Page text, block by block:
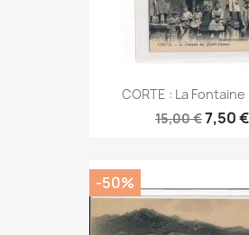
CORTE : La Fontaine
15,00 €7,50 €
-50%